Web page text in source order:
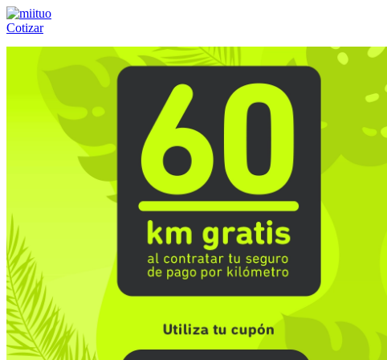
Cotizar
(55) 84-21-05-00ó800-953-00-59